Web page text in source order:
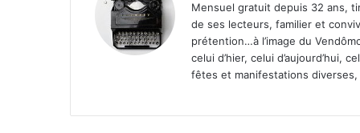
Mensuel gratuit depuis 32 ans,
de ses lecteurs, familier et
prétention…à l’image du
celui d’hier, celui d’aujourd’hui,
fêtes et manifestations